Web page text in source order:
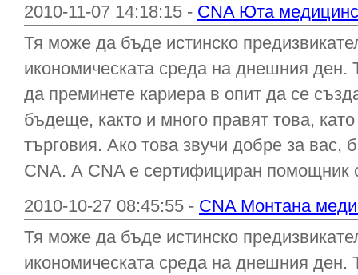
2010-11-07 14:18:15 - CNA Юта
Тя може да бъде истинско
икономическата среда на днешния ден.
да преминете кариера в опит да се
бъдеще, както и много правят това,
търговия. Ако това звучи добре за вас,
CNA. А CNA е сертифициран помощник
2010-10-27 08:45:55 - CNA Монтана
Тя може да бъде истинско
икономическата среда на днешния ден.